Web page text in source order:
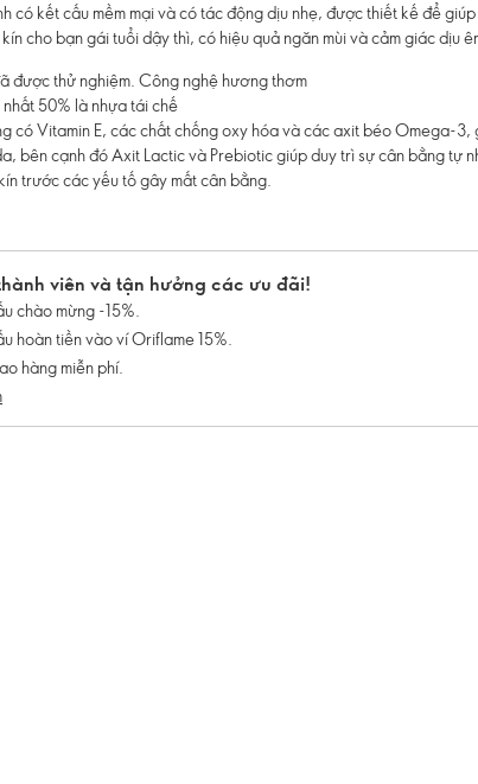
có kết cấu mềm mại và có tác động dịu nhẹ, được thiết kế để
cho bạn gái tuổi dậy thì, có hiệu quả ngăn mùi và cảm giác dịu
được thử nghiệm. Công nghệ hương thơm
50% là nhựa tái chế
có Vitamin E, các chất chống oxy hóa và các axit béo Omega-3,
bên cạnh đó Axit Lactic và Prebiotic giúp duy trì sự cân bằng tự
trước các yếu tố gây mất cân bằng.
viên và tận hưởng các ưu đãi!
chào mừng -15%.
hoàn tiền vào ví Oriflame 15%.
hàng miễn phí.